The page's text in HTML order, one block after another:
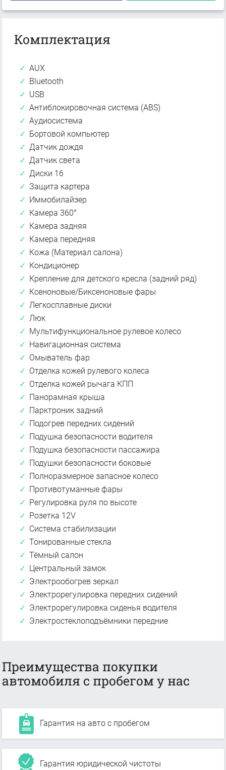
Комплектация
AUX
Bluetooth
USB
Антиблокировочная система (ABS)
Аудиосистема
Бортовой компьютер
Датчик дождя
Датчик света
Диски 16
Защита картера
Иммобилайзер
Камера 360°
Камера задняя
Камера передняя
Кожа (Материал салона)
Кондиционер
Крепление для детского кресла (задний ряд)
Ксеноновые/Биксеноновые фары
Легкосплавные диски
Люк
Мультифункциональное рулевое колесо
Навигационная система
Омыватель фар
Отделка кожей рулевого колеса
Отделка кожей рычага КПП
Панорамная крыша
Парктроник задний
Подогрев передних сидений
Подушка безопасности водителя
Подушка безопасности пассажира
Подушки безопасности боковые
Полноразмерное запасное колесо
Противотуманные фары
Регулировка руля по высоте
Розетка 12V
Система стабилизации
Тонированные стекла
Тёмный салон
Центральный замок
Электрообогрев зеркал
Электрорегулировка передних сидений
Электрорегулировка сиденья водителя
Электростеклоподъёмники передние
Преимущества покупки
автомобиля с пробегом у нас
Гарантия на авто с пробегом
Гарантия юридической чистоты